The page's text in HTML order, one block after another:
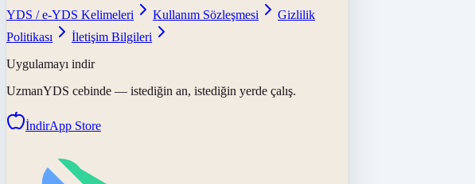
YDS / e-YDS Kelimeleri
Kullanım Sözleşmesi
Gizlilik
Politikası
İletişim Bilgileri
Uygulamayı indir
UzmanYDS cebinde — istediğin an, istediğin yerde çalış.
İndirApp Store